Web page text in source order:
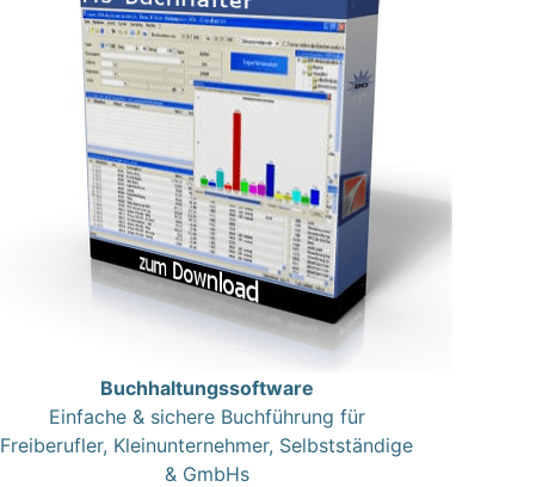
Buchhaltungssoftware
Einfache & sichere Buchführung für
Freiberufler, Kleinunternehmer, Selbstständige
& GmbHs